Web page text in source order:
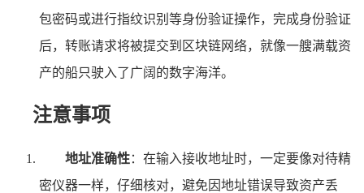
包密码或进行指纹识别等身份验证操作，完成身份验证
后，转账请求将被提交到区块链网络，就像一艘满载资
产的船只驶入了广阔的数字海洋。
注意事项
地址准确性：在输入接收地址时，一定要像对待精
密仪器一样，仔细核对，避免因地址错误导致资产丢